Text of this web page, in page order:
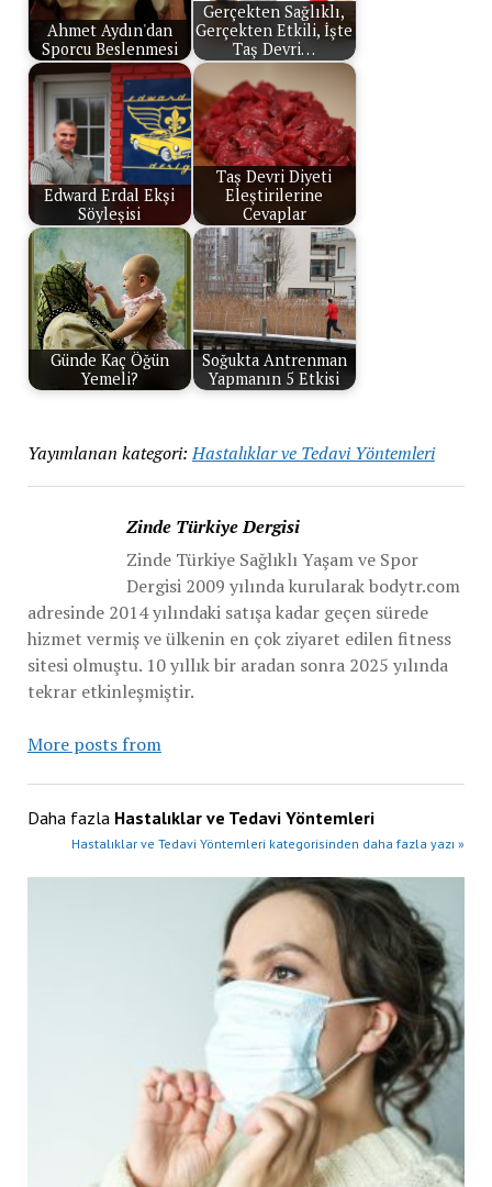
Ahmet Aydın'dan
Sporcu Beslenmesi
Gerçekten Sağlıklı,
Gerçekten Etkili, İşte
Taş Devri…
Edward Erdal Ekşi
Söyleşisi
Taş Devri Diyeti
Eleştirilerine
Cevaplar
Günde Kaç Öğün
Yemeli?
Soğukta Antrenman
Yapmanın 5 Etkisi
Yayımlanan kategori: Hastalıklar ve Tedavi Yöntemleri
Zinde Türkiye Dergisi
Zinde Türkiye Sağlıklı Yaşam ve Spor
Dergisi 2009 yılında kurularak bodytr.com
adresinde 2014 yılındaki satışa kadar geçen sürede
hizmet vermiş ve ülkenin en çok ziyaret edilen fitness
sitesi olmuştu. 10 yıllık bir aradan sonra 2025 yılında
tekrar etkinleşmiştir.
More posts from
Daha fazla Hastalıklar ve Tedavi Yöntemleri
Hastalıklar ve Tedavi Yöntemleri kategorisinden daha fazla yazı »